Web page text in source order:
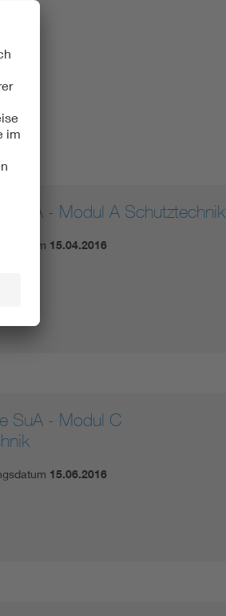
SuA - Modul A Schutztechnik
15.04.2016
SuA - Modul C
15.06.2016